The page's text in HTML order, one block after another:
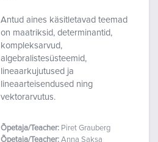
Antud aines käsitletavad teemad
on maatriksid, determinantid,
kompleksarvud,
algebralistesüsteemid,
lineaarkujutused ja
lineaarteisendused ning
vektorarvutus.
Õpetaja/Teacher: Piret Grauberg
Õpetaja/Teacher: Anna Saksa